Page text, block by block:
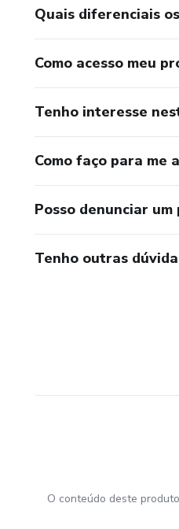
Quais diferenciais
Como acesso meu
Tenho interesse
Como faço para me
Posso denunciar
Tenho outras
O conteúdo deste